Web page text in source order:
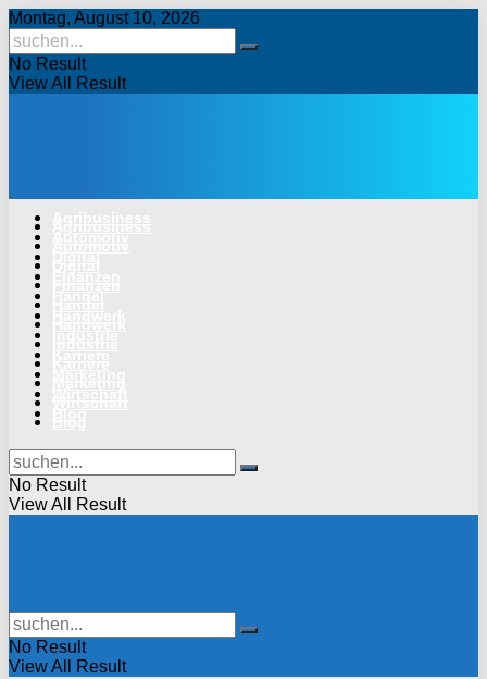
Montag, August 10, 2026
No Result
View All Result
No Result
View All Result
No Result
View All Result